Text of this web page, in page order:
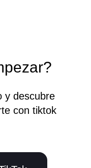
y descubre
con tiktok